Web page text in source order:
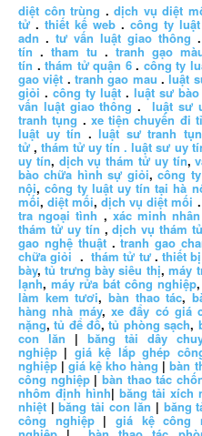
diệt côn trùng .dịch vụ diệt
tử. thiết kế web . công ty luật
adn .tư vấn luật giao thông.
tín . tham tu .tranh gạo
tín .thám tử quận 6. công ty
gao việt .tranh gao mau .luật
giỏi . công ty luật. luật sư
vấn luật giao thông .luật sư
tranh tụng . xe tiện chuyến đi
luật uy tín .luật sư tranh
tử,thám tử uy tín . luật sư uy
uy tín, dịch vụ thám tử uy tín,
bào chữa hình sự giỏi,công
nội,công ty luật uy tín tại hà
mối,diệt mối,dịch vụ diệt mối
tra ngoại tình ,xác minh
thám tử uy tín ,dịch vụ thám
gao nghệ thuật.tranh gao
chữa giỏi .thám tử tư.thiết
bày,tủ trưng bày siêu thị,máy
lạnh, máy rửa bát công nghiệp,
làm kem tươi,bàn thao tác,
hàng nhà máy, xe đẩy có giá
nặng,tủ để đồ,tủ phòng sạch,
con lăn | băng tải dây
nghiệp | giá kệ lắp ghép
nghiệp |giá kệ kho hàng |bàn
công nghiệp|bàn thao tác
nhôm định hình| băng tải xích
nhiệt |băng tải con lăn | băng
công nghiệp|giá kệ công